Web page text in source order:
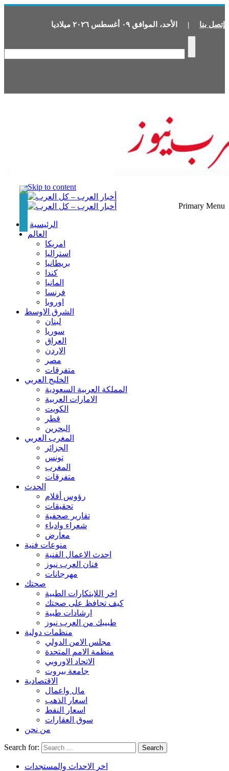
إتصل بنا | الأحد، الموافق ٠٩ أغسطس ٢٠٢٦ ميلاديا
Skip to content
Primary Menu
الرئيسية
العالم
امريكا
استراليا
بريطانيا
كندا
المانيا
فرنسا
اوروبا
الشرق الاوسط
لبنان
سوريا
العراق
الاردن
مصر
متفرقات
الخليج العربي
المملكة العربية السعودية
الامارات العربية
الكويت
قطر
البحرين
المغرب العربي
الجزائر
تونس
المغرب
متفرقات
الحدث
رؤوس أقلام
تحقيقات
تقارير صحفية
شعراء وادباء
معارض
منوعات فنية
احدث الاعمال الفنية
فنان العرب نيوز
مهرجانات
صحتك
اخر اللابتكارات الطبية
كيف تحافظ على صحتك
ارشادات طبية
طبيبك من العرب نيوز
منظمات دولية
مجلس الامن الدولي
منظمة الامم المتحدة
الاتحاد الاوروبي
جامعة بيروت
الاقتصادية
مال واعمال
اسعار الذهب
اسعار النفط
سوق العقارات
من نحن
Search for:
اخر الاحداث والمستجدات